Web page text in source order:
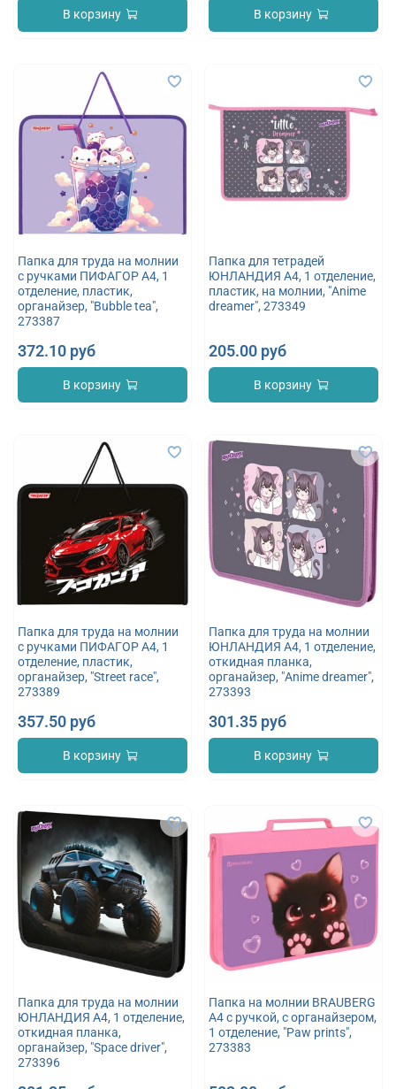
В корзину В корзину
Папка для труда на молнии
с ручками ПИФАГОР А4, 1
отделение, пластик,
органайзер, "Bubble tea",
273387
372.10 руб
В корзину
Папка для тетрадей
ЮНЛАНДИЯ А4, 1 отделение,
пластик, на молнии, "Anime
dreamer", 273349
205.00 руб
В корзину
Папка для труда на молнии
с ручками ПИФАГОР А4, 1
отделение, пластик,
органайзер, "Street race",
273389
357.50 руб
В корзину
Папка для труда на молнии
ЮНЛАНДИЯ А4, 1 отделение,
откидная планка,
органайзер, "Anime dreamer",
273393
301.35 руб
В корзину
Папка для труда на молнии
ЮНЛАНДИЯ А4, 1 отделение,
откидная планка,
органайзер, "Space driver",
273396
Папка на молнии BRAUBERG
А4 с ручкой, с органайзером,
1 отделение, "Paw prints",
273383